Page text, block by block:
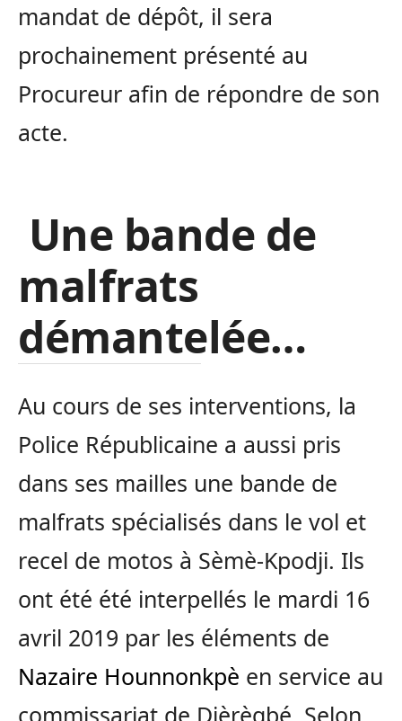
mandat de dépôt, il sera
prochainement présenté au
Procureur afin de répondre de son
acte.
Une bande de
malfrats
démantelée…
Au cours de ses interventions, la
Police Républicaine a aussi pris
dans ses mailles une bande de
malfrats spécialisés dans le vol et
recel de motos à Sèmè-Kpodji. Ils
ont été été interpellés le mardi 16
avril 2019 par les éléments de
Nazaire Hounnonkpè en service au
commissariat de Djèrègbé. Selon